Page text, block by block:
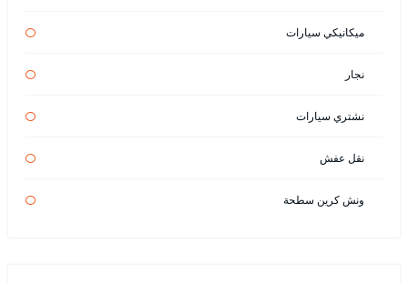
ميكانيكي سيارات
نجار
نشتري سيارات
نقل عفش
ونش كرين سطحة